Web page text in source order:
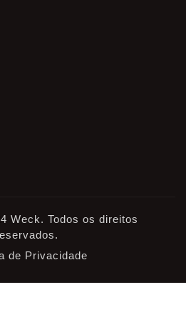
Weck. Todos os direitos
de Privacidade